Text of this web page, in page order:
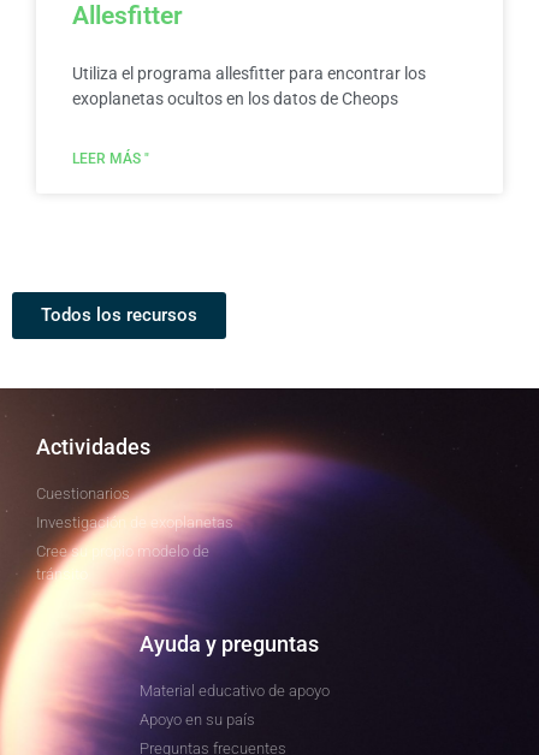
Allesfitter
Utiliza el programa allesfitter para encontrar los
exoplanetas ocultos en los datos de Cheops
LEER MÁS "
Todos los recursos
Actividades
Cuestionarios
Investigación de exoplanetas
Cree su propio modelo de
tránsito
Ayuda y preguntas
Material educativo de apoyo
Apoyo en su país
Preguntas frecuentes